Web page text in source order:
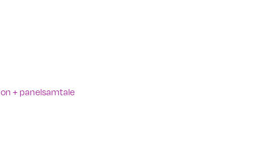
+ panelsamtale